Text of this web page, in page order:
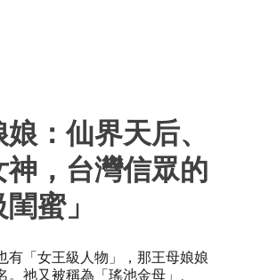
：仙界天后、
神，台灣信眾的
閨蜜」
有「女王級人物」，那王母娘娘
。祂又被稱為「 瑤池金母 」